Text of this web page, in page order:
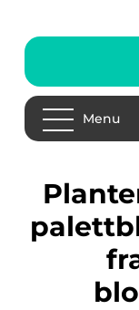
Menu
Plantera sticklingar av